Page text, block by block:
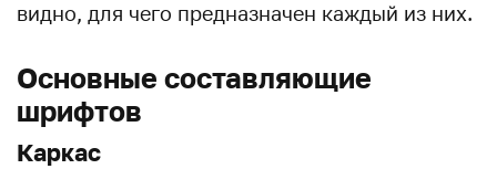
видно, для чего предназначен каждый из них.
Основные составляющие
шрифтов
Каркас